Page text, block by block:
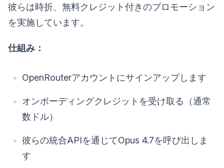
彼らは時折、無料クレジット付きのプロモーション
を実施しています。
仕組み：
OpenRouterアカウントにサインアップします
オンボーディングクレジットを受け取る（通常
数ドル）
彼らの統合APIを通じてOpus 4.7を呼び出しま
す